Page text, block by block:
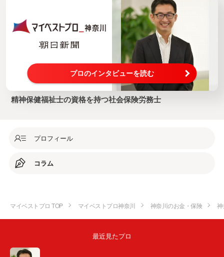
プロのインタビューを読む
精神保健福祉士の資格を持つ社会保険労務士
プロフィール
コラム
マイベストプロ TOP マイベストプロ神奈川 神奈川のお金・保険
最近見たプロ